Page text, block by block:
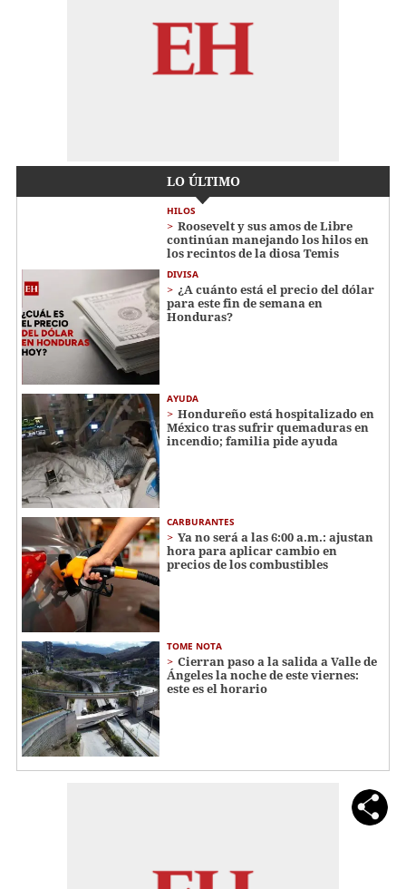
LO ÚLTIMO
HILOS
Roosevelt y sus amos de Libre
continúan manejando los hilos en
los recintos de la diosa Temis
DIVISA
¿A cuánto está el precio del dólar
para este fin de semana en
Honduras?
AYUDA
Hondureño está hospitalizado en
México tras sufrir quemaduras en
incendio; familia pide ayuda
CARBURANTES
Ya no será a las 6:00 a.m.: ajustan
hora para aplicar cambio en
precios de los combustibles
TOME NOTA
Cierran paso a la salida a Valle de
Ángeles la noche de este viernes:
este es el horario